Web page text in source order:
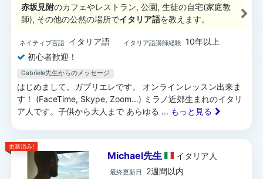
赤坂見附のカフェやレストラン, 公園, 生徒の自宅(家庭教
師), その他の公然の場所でイタリア語を教えます。
ネイティブ言語 イタリア語 イタリア語講師経験 10年以上
初心者歓迎！
Gabriele先生からのメッセージ
はじめまして。ガブリエレです。 オンラインレッスン出来ま
す！ (FaceTime, Skype, Zoom...) ミラノ近郊生まれのイタリ
ア人です。子供から大人まで あらゆる ... もっと見る
更新済み!
Michael先生 イタリア 人
最終更新日 2週間以内